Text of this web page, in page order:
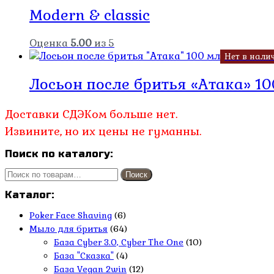
Modern & classic
Оценка 5.00 из 5
Нет в
Лосьон после бритья «Атака»
Доставки СДЭКом больше нет.
Извините, но их цены не гуманны.
Поиск по каталогу:
Искать: Поиск
Каталог:
Poker Face Shaving (6)
Мыло для бритья (64)
База Cyber 3.0, Cyber The One (10)
База "Сказка" (4)
База Vegan 2win (12)